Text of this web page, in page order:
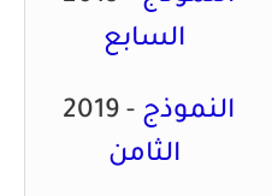
2019 - النموذج